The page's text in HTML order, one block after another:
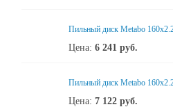
Пильный диск Metabo
Цена: 6 241 руб.
Пильный диск Metabo
Цена: 7 122 руб.